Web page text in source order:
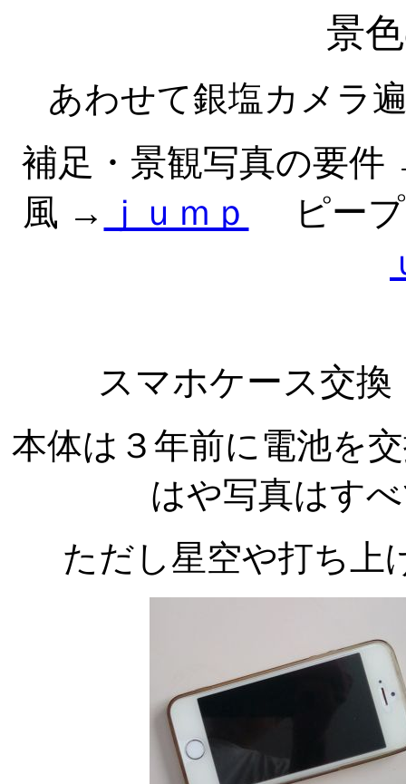
景
あわせて銀塩カメラ
補足・景観写真の要
風 →
ｊｕｍｐ
ピー
スマホケース交換
本体は３年前に電池を
はや写真はす
ただし星空や打ち上